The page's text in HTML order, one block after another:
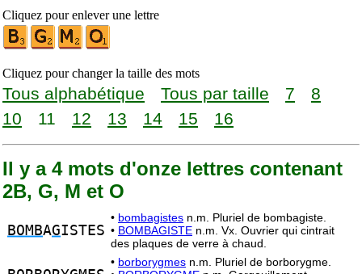
Cliquez pour enlever une lettre
Cliquez pour changer la taille des mots
Tous alphabétique Tous par taille 7
8
10
11 12 13 14 15 16
Il y a 4 mots d'onze lettres contenant
2B, G, M et O
BOMBAGISTES
• bombagistes n.m. Pluriel de bombagiste.
• BOMBAGISTE n.m. Vx. Ouvrier qui cintrait
des plaques de verre à chaud.
• borborygmes n.m. Pluriel de borborygme.